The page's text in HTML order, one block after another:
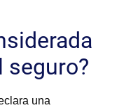
seguro?
una